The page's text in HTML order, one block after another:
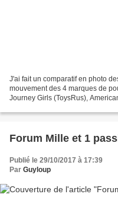
J'ai fait un comparatif en photo
mouvement des 4 marques de
Journey Girls (ToysRus),
Forum Mille et 1
Publié le 29/10/2017 à 17:39
Par Guyloup